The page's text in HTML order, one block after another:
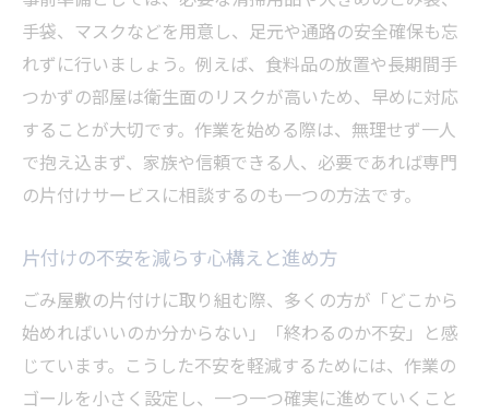
手袋、マスクなどを用意し、足元や通路の安全確保も忘
れずに行いましょう。例えば、食料品の放置や長期間手
つかずの部屋は衛生面のリスクが高いため、早めに対応
することが大切です。作業を始める際は、無理せず一人
で抱え込まず、家族や信頼できる人、必要であれば専門
の片付けサービスに相談するのも一つの方法です。
片付けの不安を減らす心構えと進め方
ごみ屋敷の片付けに取り組む際、多くの方が「どこから
始めればいいのか分からない」「終わるのか不安」と感
じています。こうした不安を軽減するためには、作業の
ゴールを小さく設定し、一つ一つ確実に進めていくこと